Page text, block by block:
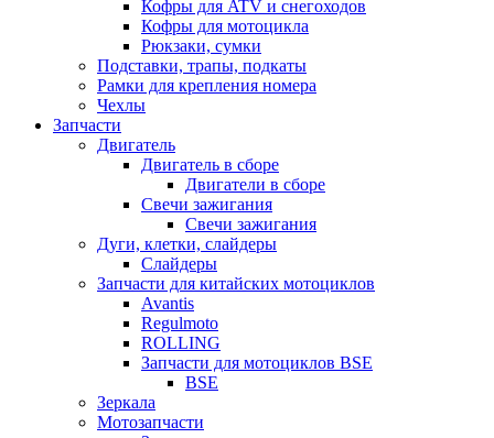
Кофры для ATV и снегоходов
Кофры для мотоцикла
Рюкзаки, сумки
Подставки, трапы, подкаты
Рамки для крепления номера
Чехлы
Запчасти
Двигатель
Двигатель в сборе
Двигатели в сборе
Свечи зажигания
Свечи зажигания
Дуги, клетки, слайдеры
Слайдеры
Запчасти для китайских мотоциклов
Avantis
Regulmoto
ROLLING
Запчасти для мотоциклов BSE
BSE
Зеркала
Мотозапчасти